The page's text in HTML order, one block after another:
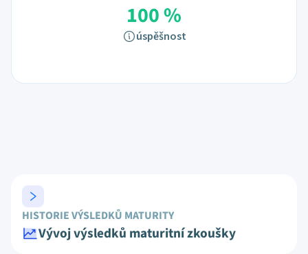
100 %
úspěšnost
HISTORIE VÝSLEDKŮ MATURITY
Vývoj výsledků maturitní zkoušky